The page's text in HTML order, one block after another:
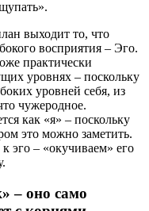
выходит то, что
восприятия – Эго.
практически
уровнях – поскольку
уровней себя, из
чужеродное.
как «я» – поскольку
это можно заметить.
эго – «окучиваем» его
– оно само